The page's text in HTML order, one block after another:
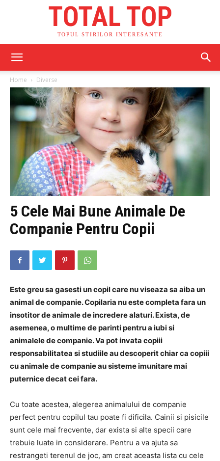
TOTAL TOP
TOPUL STIRILOR INTERESANTE
Home Diverse
5 Cele Mai Bune Animale De
Companie Pentru Copii
Este greu sa gasesti un copil care nu viseaza sa aiba un
animal de companie. Copilaria nu este completa fara un
insotitor de animale de incredere alaturi. Exista, de
asemenea, o multime de parinti pentru a iubi si
animalele de companie. Va pot invata copiii
responsabilitatea si studiile au descoperit chiar ca copiii
cu animale de companie au sisteme imunitare mai
puternice decat cei fara.
Cu toate acestea, alegerea animalului de companie
perfect pentru copilul tau poate fi dificila. Cainii si pisicile
sunt cele mai frecvente, dar exista si alte specii care
trebuie luate in considerare. Pentru a va ajuta sa
restrangeti terenul de joc, am creat aceasta lista cu cele